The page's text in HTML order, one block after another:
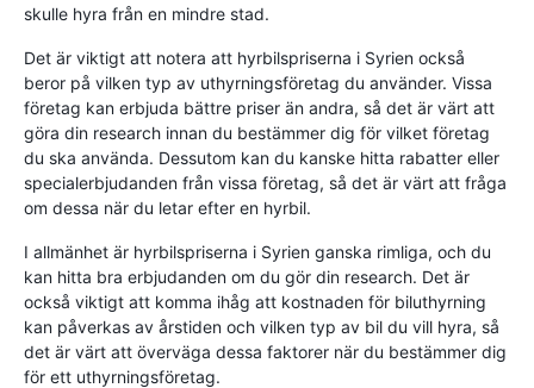
skulle hyra från en mindre stad.
Det är viktigt att notera att hyrbilspriserna i Syrien också
beror på vilken typ av uthyrningsföretag du använder. Vissa
företag kan erbjuda bättre priser än andra, så det är värt att
göra din research innan du bestämmer dig för vilket företag
du ska använda. Dessutom kan du kanske hitta rabatter eller
specialerbjudanden från vissa företag, så det är värt att fråga
om dessa när du letar efter en hyrbil.
I allmänhet är hyrbilspriserna i Syrien ganska rimliga, och du
kan hitta bra erbjudanden om du gör din research. Det är
också viktigt att komma ihåg att kostnaden för biluthyrning
kan påverkas av årstiden och vilken typ av bil du vill hyra, så
det är värt att överväga dessa faktorer när du bestämmer dig
för ett uthyrningsföretag.